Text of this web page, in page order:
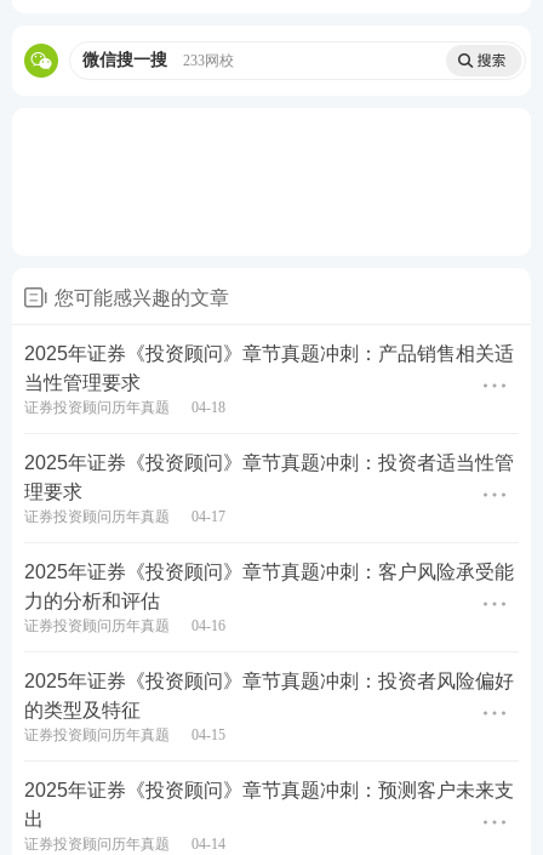
微信搜一搜 233网校
您可能感兴趣的文章
2025年证券《投资顾问》章节真题冲刺：产品销售相关适
当性管理要求
证券投资顾问历年真题 04-18
2025年证券《投资顾问》章节真题冲刺：投资者适当性管
理要求
证券投资顾问历年真题 04-17
2025年证券《投资顾问》章节真题冲刺：客户风险承受能
力的分析和评估
证券投资顾问历年真题 04-16
2025年证券《投资顾问》章节真题冲刺：投资者风险偏好
的类型及特征
证券投资顾问历年真题 04-15
2025年证券《投资顾问》章节真题冲刺：预测客户未来支
出
证券投资顾问历年真题 04-14